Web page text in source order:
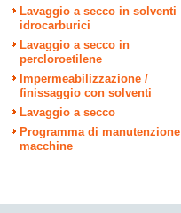
Lavaggio a secco in solventi
idrocarburici
Lavaggio a secco in
percloroetilene
Impermeabilizzazione /
finissaggio con solventi
Lavaggio a secco
Programma di manutenzione
macchine